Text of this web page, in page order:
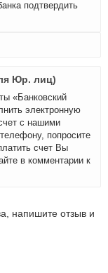
подтвердить
Юр. лиц)
«Банковский
электронную
с нашими
попросите
счет Вы
в комментарии к
напишите отзыв и